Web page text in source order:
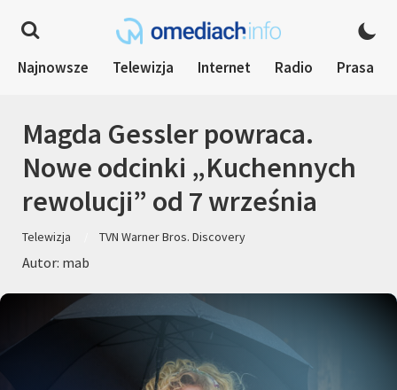
Najnowsze Telewizja Internet Radio Prasa
Magda Gessler powraca.
Nowe odcinki „Kuchennych
rewolucji” od 7 września
Telewizja TVN Warner Bros. Discovery
Autor: mab